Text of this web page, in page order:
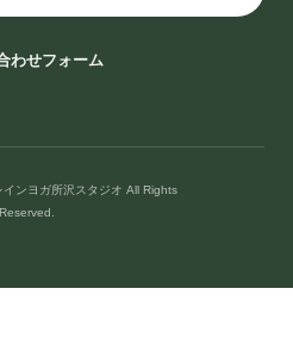
わせフォーム
ンヨガ所沢スタジオ All Rights
Reserved.